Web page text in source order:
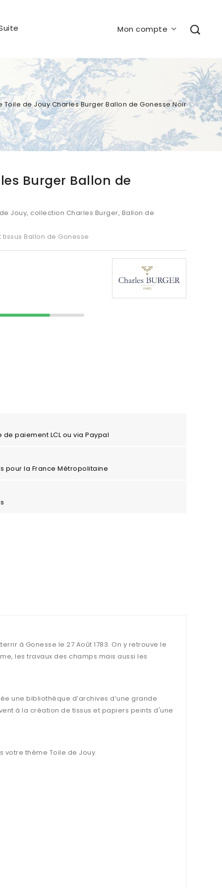
Mon compte
Toile de Jouy Charles Burger Ballon de Gonesse Noir
Burger Ballon de
Jouy, collection Charles Burger, Ballon de
Ballon de Gonesse
paiement LCL ou via Paypal
pour la France Métropolitaine
à Gonesse le 27 Août 1783. On y retrouve le
les travaux des champs mais aussi les
une bibliothèque d’archives d’une grande
à la création de tissus et papiers peints d'une
thème Toile de Jouy.